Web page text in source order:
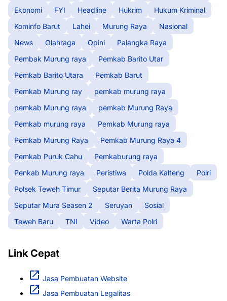
Ekonomi
FYI Headline Hukrim
Hukum Kriminal
Kominfo Barut
Lahei Murung Raya
Nasional
News
Olahraga Opini
Palangka Raya
Pembak Murung raya
Pemkab Barito Utar
Pemkab Barito Utara
Pemkab Barut
Pemkab Murung ray
pemkab murung raya
pemkab Murung raya
pemkab Murung Raya
Pemkab murung raya
Pemkab Murung raya
Pemkab Murung Raya
Pemkab Murung Raya 4
Pemkab Puruk Cahu
Pemkaburung raya
Penkab Murung raya
Peristiwa Polda Kalteng
Polri
Polsek Teweh Timur
Seputar Berita Murung Raya
Seputar Mura Seasen 2
Seruyan
Sosial
Teweh Baru
TNI Video Warta Polri
Link Cepat
Jasa Pembuatan Website
Jasa Pembuatan Legalitas